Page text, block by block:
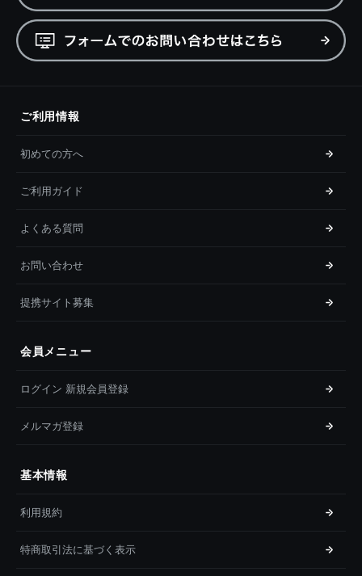
ご利用情報
初めての方へ
ご利用ガイド
よくある質問
お問い合わせ
提携サイト募集
会員メニュー
ログイン 新規会員登録
メルマガ登録
基本情報
利用規約
特商取引法に基づく表示